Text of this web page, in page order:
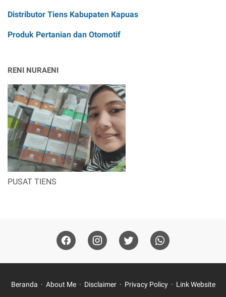
Distributor Tiens Kabupaten Kapuas
Produk Pertanian dan Otomotif
RENI NURAENI
PUSAT TIENS
Beranda About Me Disclaimer Privacy Policy Link Website